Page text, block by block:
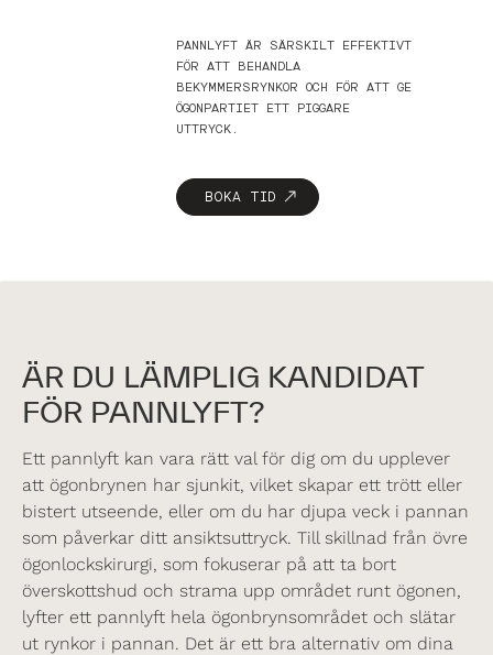
PANNLYFT ÄR SÄRSKILT EFFEKTIVT
FÖR ATT BEHANDLA
BEKYMMERSRYNKOR OCH FÖR ATT GE
ÖGONPARTIET ETT PIGGARE
UTTRYCK.
BOKA TID
ÄR DU LÄMPLIG KANDIDAT
FÖR PANNLYFT?
Ett pannlyft kan vara rätt val för dig om du upplever
att ögonbrynen har sjunkit, vilket skapar ett trött eller
bistert utseende, eller om du har djupa veck i pannan
som påverkar ditt ansiktsuttryck. Till skillnad från övre
ögonlockskirurgi, som fokuserar på att ta bort
överskottshud och strama upp området runt ögonen,
lyfter ett pannlyft hela ögonbrynsområdet och slätar
ut rynkor i pannan. Det är ett bra alternativ om dina